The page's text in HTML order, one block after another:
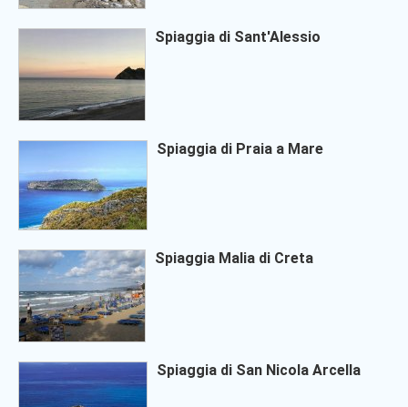
Spiaggia di Sant'Alessio
Spiaggia di Praia a Mare
Spiaggia Malia di Creta
Spiaggia di San Nicola Arcella